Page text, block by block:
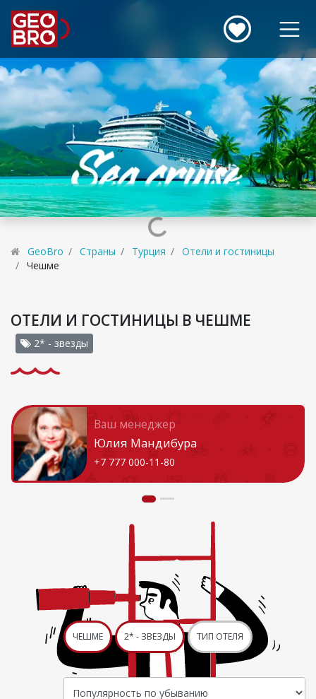
GeoBro Страны Турция
Отели и гостиницы
Чешме
ОТЕЛИ И ГОСТИНИЦЫ В ЧЕШМЕ
2* - звезды
Ваш менеджер
Юлия Мандибура
+7 777 000-11-80
ЧЕШМЕ 2* - ЗВЕЗДЫ ТИП ОТЕЛЯ